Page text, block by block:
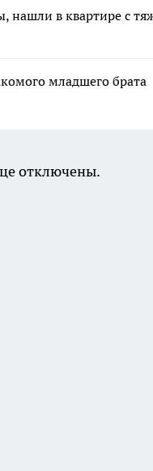
нашли в квартире с
младшего брата
отключены.